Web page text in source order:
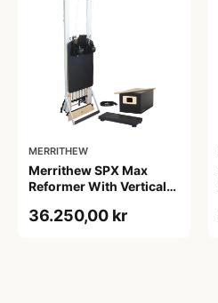
MERRITHEW
Merrithew SPX Max
Reformer With Vertical
Bundle, 250x76,2 cm,
36.250,00 kr